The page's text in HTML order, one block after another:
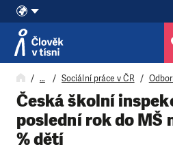
Přeskočit na obsah
… Sociální práce v ČR
Česká školní
poslední rok do MŠ
% dětí